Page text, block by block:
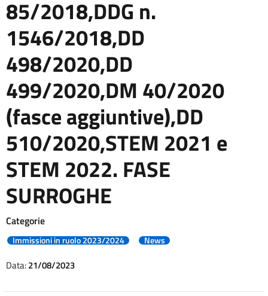
85/2018,DDG n.
1546/2018,DD
498/2020,DD
499/2020,DM 40/2020
(fasce aggiuntive),DD
510/2020,STEM 2021 e
STEM 2022. FASE
SURROGHE
Categorie
Immissioni in ruolo 2023/2024 News
Data:21/08/2023